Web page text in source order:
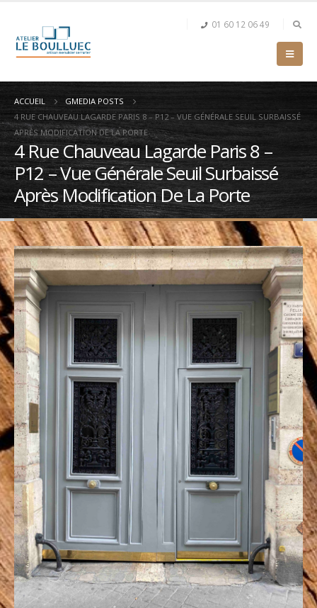
01 60 12 06 49
ACCUEIL
GMEDIA POSTS
4 RUE CHAUVEAU LAGARDE PARIS 8 – P12 – VUE GÉNÉRALE SEUIL SURBAISSÉ
APRÈS MODIFICATION DE LA PORTE
4 Rue Chauveau Lagarde Paris 8 –
P12 – Vue Générale Seuil Surbaissé
Après Modification De La Porte